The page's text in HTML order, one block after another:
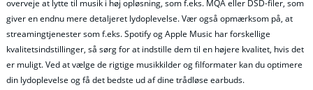
overveje at lytte til musik i høj opløsning, som f.eks. MQA eller DSD-filer, som
giver en endnu mere detaljeret lydoplevelse. Vær også opmærksom på, at
streamingtjenester som f.eks. Spotify og Apple Music har forskellige
kvalitetsindstillinger, så sørg for at indstille dem til en højere kvalitet, hvis det
er muligt. Ved at vælge de rigtige musikkilder og filformater kan du optimere
din lydoplevelse og få det bedste ud af dine trådløse earbuds.